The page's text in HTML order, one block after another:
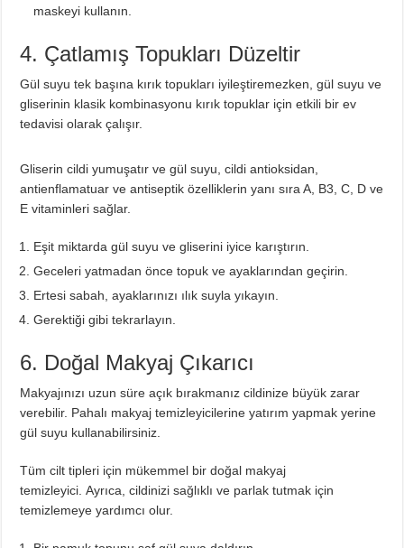
maskeyi kullanın.
4. Çatlamış Topukları Düzeltir
Gül suyu tek başına kırık topukları iyileştiremezken, gül suyu ve
gliserinin klasik kombinasyonu kırık topuklar için etkili bir ev
tedavisi olarak çalışır.
Gliserin cildi yumuşatır ve gül suyu, cildi antioksidan,
antienflamatuar ve antiseptik özelliklerin yanı sıra A, B3, C, D ve
E vitaminleri sağlar.
Eşit miktarda gül suyu ve gliserini iyice karıştırın.
Geceleri yatmadan önce topuk ve ayaklarından geçirin.
Ertesi sabah, ayaklarınızı ılık suyla yıkayın.
Gerektiği gibi tekrarlayın.
6. Doğal Makyaj Çıkarıcı
Makyajınızı uzun süre açık bırakmanız cildinize büyük zarar
verebilir. Pahalı makyaj temizleyicilerine yatırım yapmak yerine
gül suyu kullanabilirsiniz.
Tüm cilt tipleri için mükemmel bir doğal makyaj
temizleyici. Ayrıca, cildinizi sağlıklı ve parlak tutmak için
temizlemeye yardımcı olur.